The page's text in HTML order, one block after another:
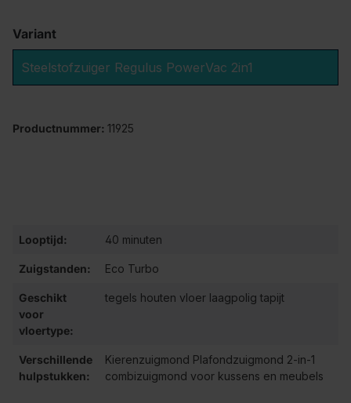
Variant
Steelstofzuiger Regulus PowerVac 2in1
Productnummer: 11925
Looptijd: 40 minuten
Zuigstanden: Eco Turbo
Geschikt
voor
vloertype:
tegels houten vloer laagpolig tapijt
Verschillende
hulpstukken:
Kierenzuigmond Plafondzuigmond 2-in-1
combizuigmond voor kussens en meubels